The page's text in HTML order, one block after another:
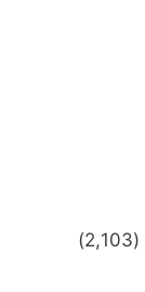
(2,103)